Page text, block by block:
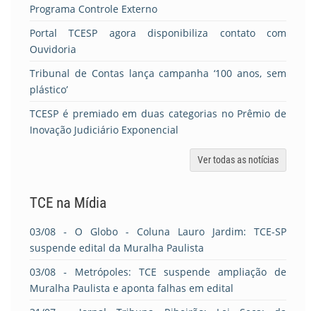
Programa Controle Externo
Portal TCESP agora disponibiliza contato com
Ouvidoria
Tribunal de Contas lança campanha ‘100 anos, sem
plástico’
TCESP é premiado em duas categorias no Prêmio de
Inovação Judiciário Exponencial
Ver todas as notícias
TCE na Mídia
03/08 - O Globo - Coluna Lauro Jardim: TCE-SP
suspende edital da Muralha Paulista
03/08 - Metrópoles: TCE suspende ampliação de
Muralha Paulista e aponta falhas em edital